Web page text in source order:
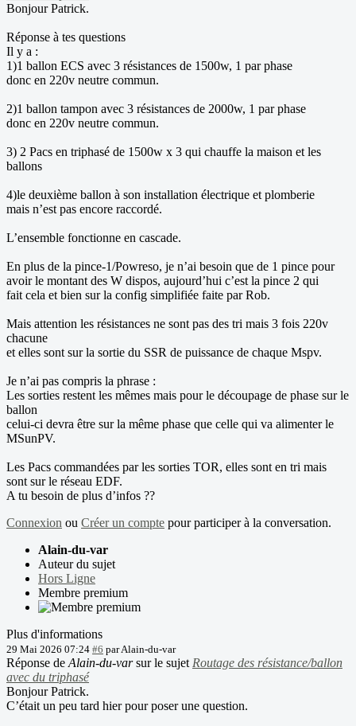
Bonjour Patrick.
Réponse à tes questions
Il y a :
1)1 ballon ECS avec 3 résistances de 1500w, 1 par phase
donc en 220v neutre commun.
2)1 ballon tampon avec 3 résistances de 2000w, 1 par phase
donc en 220v neutre commun.
3) 2 Pacs en triphasé de 1500w x 3 qui chauffe la maison et les
ballons
4)le deuxième ballon à son installation électrique et plomberie
mais n’est pas encore raccordé.
L’ensemble fonctionne en cascade.
En plus de la pince-1/Powreso, je n’ai besoin que de 1 pince pour
avoir le montant des W dispos, aujourd’hui c’est la pince 2 qui
fait cela et bien sur la config simplifiée faite par Rob.
Mais attention les résistances ne sont pas des tri mais 3 fois 220v
chacune
et elles sont sur la sortie du SSR de puissance de chaque Mspv.
Je n’ai pas compris la phrase :
Les sorties restent les mêmes mais pour le découpage de phase sur le
ballon
celui-ci devra être sur la même phase que celle qui va alimenter le
MSunPV.
Les Pacs commandées par les sorties TOR, elles sont en tri mais
sont sur le réseau EDF.
A tu besoin de plus d’infos ??
Connexion ou Créer un compte pour participer à la conversation.
Alain-du-var
Auteur du sujet
Hors Ligne
Membre premium
Plus d'informations
29 Mai 2026 07:24 #6 parAlain-du-var
Réponse de Alain-du-varsur le sujet Routage des résistance/ballon
avec du triphasé
Bonjour Patrick.
C’était un peu tard hier pour poser une question.